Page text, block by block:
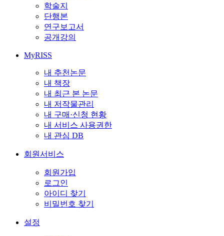
학술지
단행본
연구보고서
공개강의
MyRISS
내 추천논문
내 책장
내 최근 본 논문
내 저작물관리
내 구매·신청 현황
내 서비스 사용권한
내 관심 DB
회원서비스
회원가입
로그인
아이디 찾기
비밀번호 찾기
설정